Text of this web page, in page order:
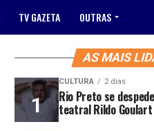
TV GAZETA OUTRAS
AS MAIS
CULTURA 2 dias
Rio Preto se
teatral Rildo Goulart